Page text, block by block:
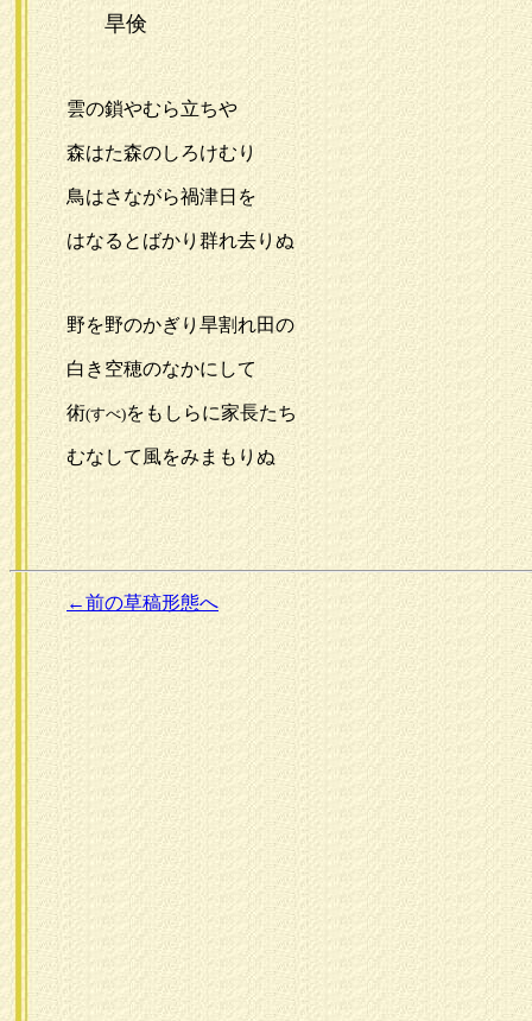
旱倹
雲の鎖やむら立ちや
森はた森のしろけむり
鳥はさながら禍津日を
はなるとばかり群れ去りぬ
野を野のかぎり旱割れ田の
白き空穂のなかにして
術(すべ)をもしらに家長たち
むなして風をみまもりぬ
←前の草稿形態へ